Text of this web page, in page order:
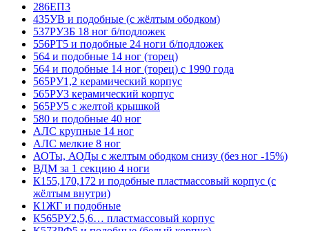
286ЕП3
435УВ и подобные (с жёлтым ободком)
537РУ3Б 18 ног б/подложек
556РТ5 и подобные 24 ноги б/подложек
564 и подобные 14 ног (торец)
564 и подобные 14 ног (торец) с 1990 года
565РУ1,2 керамический корпус
565РУ3 керамический корпус
565РУ5 с желтой крышкой
580 и подобные 40 ног
АЛС крупные 14 ног
АЛС мелкие 8 ног
АОТы, АОДы с желтым ободком снизу (без ног -15%)
ВДМ за 1 секцию 4 ноги
К155,170,172 и подобные пластмассовый корпус (с
жёлтым внутри)
К1ЖГ и подобные
К565РУ2,5,6… пластмассовый корпус